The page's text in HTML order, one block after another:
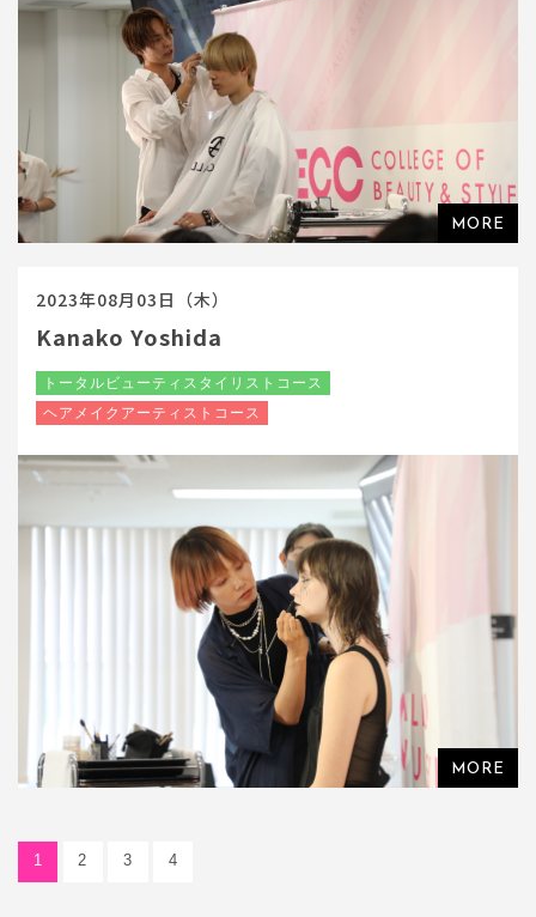
2023年08月03日（木）
Kanako Yoshida
トータルビューティスタイリストコース
ヘアメイクアーティストコース
1 2 3 4